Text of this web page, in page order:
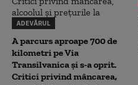
ADEVĂRUL
A parcurs aproape 700 de
kilometri pe Via
Transilvanica și s-a oprit.
Critici privind mâncarea,